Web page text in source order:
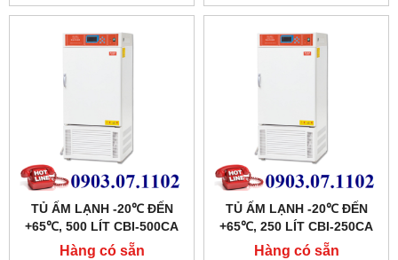
TỦ ẤM LẠNH -20℃ ĐẾN
+65℃, 500 LÍT CBI-500CA
HÃNG TAISITE
Hàng có sẵn
TỦ ẤM LẠNH -20℃ ĐẾN
+65℃, 250 LÍT CBI-250CA
HÃNG TAISITE
Hàng có sẵn